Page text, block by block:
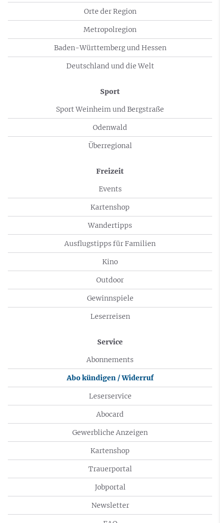
Orte der Region
Metropolregion
Baden-Württemberg und Hessen
Deutschland und die Welt
Sport
Sport Weinheim und Bergstraße
Odenwald
Überregional
Freizeit
Events
Kartenshop
Wandertipps
Ausflugstipps für Familien
Kino
Outdoor
Gewinnspiele
Leserreisen
Service
Abonnements
Abo kündigen / Widerruf
Leserservice
Abocard
Gewerbliche Anzeigen
Kartenshop
Trauerportal
Jobportal
Newsletter